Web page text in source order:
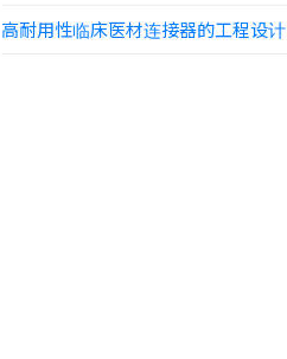
高耐用性临床医材连接器的工程设计